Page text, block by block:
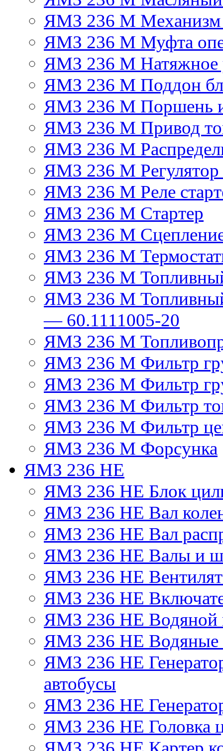
ЯМЗ 236 М Механизм
ЯМЗ 236 М Муфта
ЯМЗ 236 М Натяжное
ЯМЗ 236 М Поддон
ЯМЗ 236 М Поршень
ЯМЗ 236 М Привод
ЯМЗ 236 М
ЯМЗ 236 М Регулятор
ЯМЗ 236 М Реле
ЯМЗ 236 М Стартер
ЯМЗ 236 М
ЯМЗ 236 М
ЯМЗ 236 М
ЯМЗ 236 М
— 60.1111005-20
ЯМЗ 236 М
ЯМЗ 236 М Фильтр
ЯМЗ 236 М Фильтр
ЯМЗ 236 М Фильтр
ЯМЗ 236 М Фильтр
ЯМЗ 236 М Форсунка
ЯМЗ 236 НЕ
ЯМЗ 236 НЕ Блок
ЯМЗ 236 НЕ Вал
ЯМЗ 236 НЕ Вал
ЯМЗ 236 НЕ Валы и
ЯМЗ 236 НЕ
ЯМЗ 236 НЕ
ЯМЗ 236 НЕ Водяной
ЯМЗ 236 НЕ Водяные
ЯМЗ 236 НЕ
автобусы
ЯМЗ 236 НЕ
ЯМЗ 236 НЕ Головка